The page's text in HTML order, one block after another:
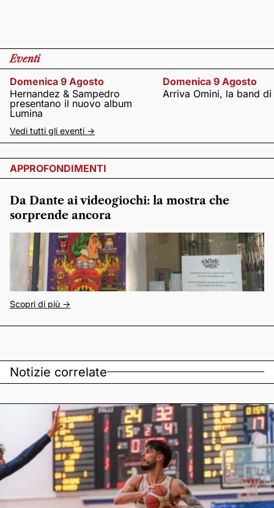
Eventi
Domenica 9 Agosto
Hernandez & Sampedro
presentano il nuovo album
Lumina
Domenica 9 Agosto
Arriva Omini, la band
Vedi tutti gli eventi ->
APPROFONDIMENTI
Da Dante ai videogiochi: la mostra che
sorprende ancora
Scopri di più ->
Notizie correlate